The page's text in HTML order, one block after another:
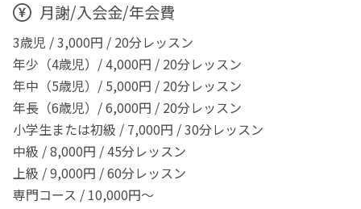
月謝/入会金/年会費
3歳児 / 3,000円 / 20分レッスン
年少（4歳児）/ 4,000円 / 20分レッスン
年中（5歳児）/ 5,000円 / 20分レッスン
年長（6歳児）/ 6,000円 / 20分レッスン
小学生または初級 / 7,000円 / 30分レッスン
中級 / 8,000円 / 45分レッスン
上級 / 9,000円 / 60分レッスン
専門コース / 10,000円～